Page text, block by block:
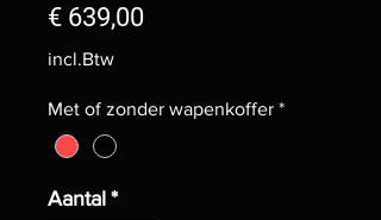
€ 639,00Prijs
incl.Btw
Met of zonder wapenkoffer *
Aantal *